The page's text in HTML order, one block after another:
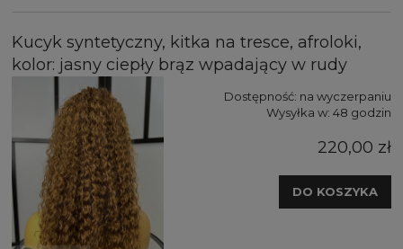
Kucyk syntetyczny, kitka na tresce, afroloki,
kolor: jasny ciepły brąz wpadający w rudy
Dostępność: na wyczerpaniu
Wysyłka w: 48 godzin
220,00 zł
DO KOSZYKA